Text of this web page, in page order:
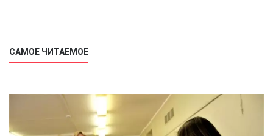
САМОЕ ЧИТАЕМОЕ